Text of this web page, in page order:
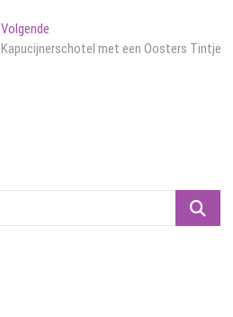
VolgendeVolgend
bericht:
Kapucijnerschotel met een Oosters Tintje
Zoeken